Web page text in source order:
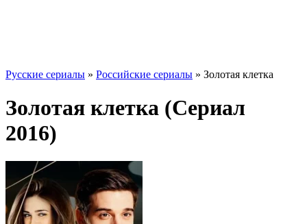
Русские сериалы » Российские сериалы » Золотая клетка
Золотая клетка (Сериал
2016)